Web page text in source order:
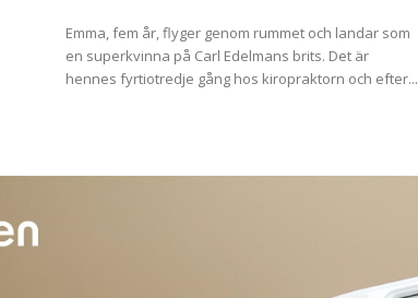
Emma, fem år, flyger genom rummet och landar som
en superkvinna på Carl Edelmans brits. Det är
hennes fyrtiotredje gång hos kiropraktorn och efter...